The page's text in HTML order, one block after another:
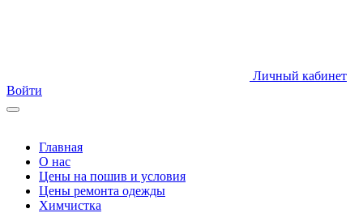
Личный кабинет
Войти
Главная
О нас
Цены на пошив и условия
Цены ремонта одежды
Химчистка